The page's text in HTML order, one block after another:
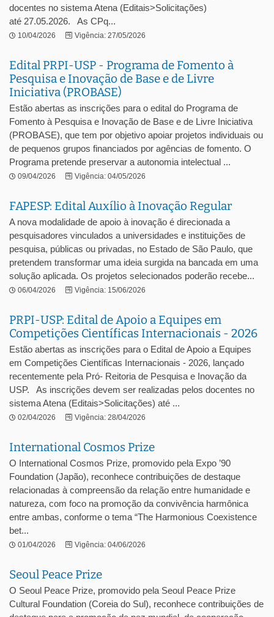
docentes no sistema Atena (Editais>Solicitações)
até 27.05.2026. As CPq...
10/04/2026 Vigência: 27/05/2026
Edital PRPI-USP - Programa de Fomento à
Pesquisa e Inovação de Base e de Livre
Iniciativa (PROBASE)
Estão abertas as inscrições para o edital do Programa de
Fomento à Pesquisa e Inovação de Base e de Livre Iniciativa
(PROBASE), que tem por objetivo apoiar projetos individuais ou
de pequenos grupos financiados por agências de fomento. O
Programa pretende preservar a autonomia intelectual ...
09/04/2026 Vigência: 04/05/2026
FAPESP: Edital Auxílio à Inovação Regular
A nova modalidade de apoio à inovação é direcionada a
pesquisadores vinculados a universidades e instituições de
pesquisa, públicas ou privadas, no Estado de São Paulo, que
pretendem transformar uma ideia surgida na bancada em uma
solução aplicada. Os projetos selecionados poderão recebe...
06/04/2026 Vigência: 15/06/2026
PRPI-USP: Edital de Apoio a Equipes em
Competições Científicas Internacionais - 2026
Estão abertas as inscrições para o Edital de Apoio a Equipes
em Competições Científicas Internacionais - 2026, lançado
recentemente pela Pró- Reitoria de Pesquisa e Inovação da
USP. As inscrições devem ser realizadas pelos docentes no
sistema Atena (Editais>Solicitações) até ...
02/04/2026 Vigência: 28/04/2026
International Cosmos Prize
O International Cosmos Prize, promovido pela Expo ’90
Foundation (Japão), reconhece contribuições de destaque
relacionadas à compreensão da relação entre humanidade e
natureza, com foco na promoção da convivência harmônica
entre ambas, conforme o tema “The Harmonious Coexistence
bet...
01/04/2026 Vigência: 04/06/2026
Seoul Peace Prize
O Seoul Peace Prize, promovido pela Seoul Peace Prize
Cultural Foundation (Coreia do Sul), reconhece contribuições de